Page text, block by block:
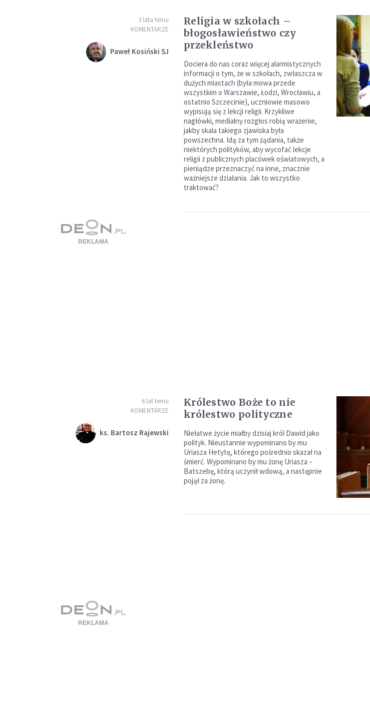
3 lata temu
KOMENTARZE
Paweł Kosiński SJ
Religia w szkołach –
błogosławieństwo czy
przekleństwo
Dociera do nas coraz więcej alarmistycznych
informacji o tym, że w szkołach, zwłaszcza w
dużych miastach (była mowa przede
wszystkim o Warszawie, Łodzi, Wrocławiu, a
ostatnio Szczecinie), uczniowie masowo
wypisują się z lekcji religii. Krzykliwe
nagłówki, medialny rozgłos robią wrażenie,
jakby skala takiego zjawiska była
powszechna. Idą za tym żądania, także
niektórych polityków, aby wycofać lekcje
religii z publicznych placówek oświatowych, a
pieniądze przeznaczyć na inne, znacznie
ważniejsze działania. Jak to wszystko
traktować?
6 lat temu
KOMENTARZE
ks. Bartosz Rajewski
Królestwo Boże to nie
królestwo polityczne
Niełatwe życie miałby dzisiaj król Dawid jako
polityk. Nieustannie wypominano by mu
Uriasza Hetytę, którego pośrednio skazał na
śmierć. Wypominano by mu żonę Uriasza –
Batszebę, którą uczynił wdową, a następnie
pojął za żonę.